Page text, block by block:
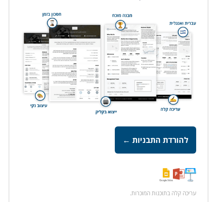
להורדת התבניות ←
עריכה קלה בתוכנות המוכרות.